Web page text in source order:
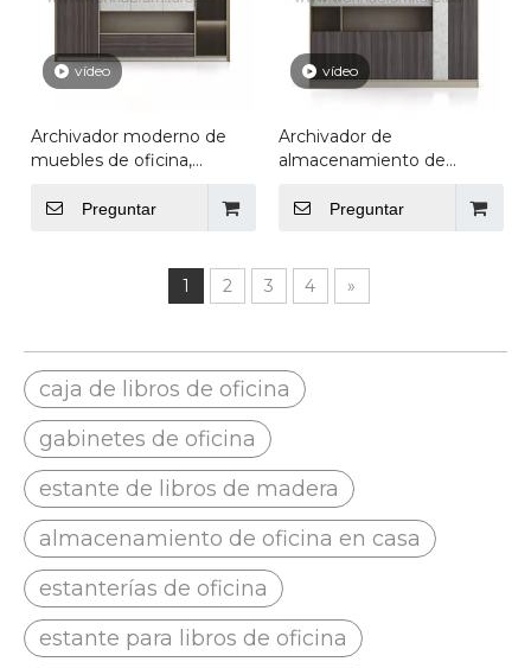
vídeo
Archivador moderno de
muebles de oficina,
almacenamiento de
Preguntar
vídeo
Archivador de
almacenamiento de
madera, venta directa de
fábrica, archivador
moderno de muebles de
Preguntar
1 2 3 4 »
caja de libros de oficina
gabinetes de oficina
estante de libros de madera
almacenamiento de oficina en casa
estanterías de oficina
estante para libros de oficina